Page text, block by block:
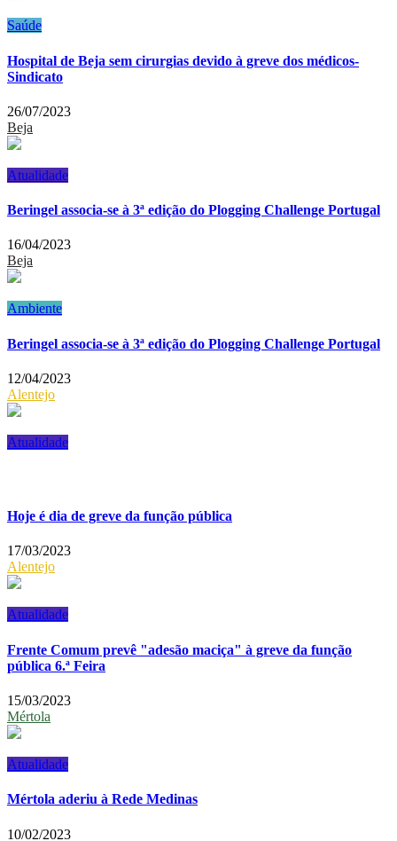
Saúde
Hospital de Beja sem cirurgias devido à greve dos médicos-
Sindicato
26/07/2023
Beja
Atualidade
Beringel associa-se à 3ª edição do Plogging Challenge Portugal
16/04/2023
Beja
Ambiente
Beringel associa-se à 3ª edição do Plogging Challenge Portugal
12/04/2023
Alentejo
Atualidade
Hoje é dia de greve da função pública
17/03/2023
Alentejo
Atualidade
Frente Comum prevê "adesão maciça" à greve da função
pública 6.ª Feira
15/03/2023
Mértola
Atualidade
Mértola aderiu à Rede Medinas
10/02/2023